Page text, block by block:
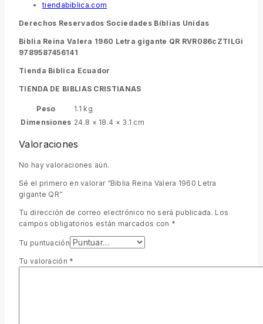
tiendabiblica.com
Derechos Reservados Sociedades Bíblias Unidas
Biblia Reina Valera 1960 Letra gigante QR RVR086cZTILGi
9789587456141
Tienda Biblica Ecuador
TIENDA DE BIBLIAS CRISTIANAS
Peso
1.1 kg
Dimensiones 24.8 × 18.4 × 3.1 cm
Valoraciones
No hay valoraciones aún.
Sé el primero en valorar “Biblia Reina Valera 1960 Letra
gigante QR”
Tu dirección de correo electrónico no será publicada. Los
campos obligatorios están marcados con *
Tu puntuación
Tu valoración *